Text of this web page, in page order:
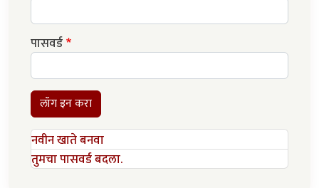
पासवर्ड
लॉग इन करा
नवीन खाते बनवा
तुमचा पासवर्ड बदला.